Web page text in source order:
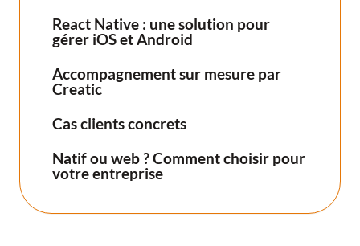
React Native : une solution pour
gérer iOS et Android
Accompagnement sur mesure par
Creatic
Cas clients concrets
Natif ou web ? Comment choisir pour
votre entreprise